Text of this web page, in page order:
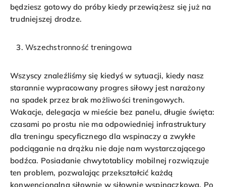
będziesz gotowy do próby kiedy przewiążesz się już na
trudniejszej drodze.
Wszechstronność treningowa
Wszyscy znaleźliśmy się kiedyś w sytuacji, kiedy nasz
starannie wypracowany progres siłowy jest narażony
na spadek przez brak możliwości treningowych.
Wakacje, delegacja w mieście bez panelu, długie święta:
czasami po prostu nie ma odpowiedniej infrastruktury
dla treningu specyficznego dla wspinaczy a zwykłe
podciąganie na drążku nie daje nam wystarczającego
bodźca. Posiadanie chwytotablicy mobilnej rozwiązuje
ten problem, pozwalając przekształcić każdą
konwencjonalną siłownię w siłownię wspinaczkową. Po